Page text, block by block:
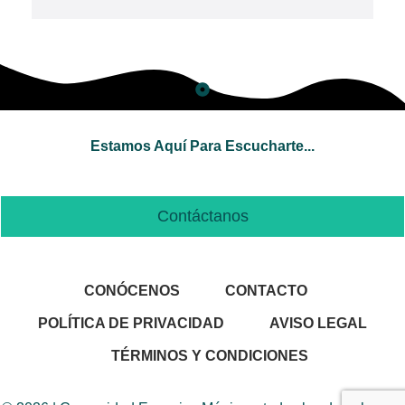
Estamos Aquí Para Escucharte...
Contáctanos
CONÓCENOS CONTACTO
POLÍTICA DE PRIVACIDAD AVISO LEGAL
TÉRMINOS Y CONDICIONES